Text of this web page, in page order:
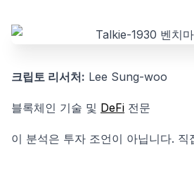
크립토 리서처: Lee Sung-woo
블록체인 기술 및 DeFi 전문
이 분석은 투자 조언이 아닙니다. 직